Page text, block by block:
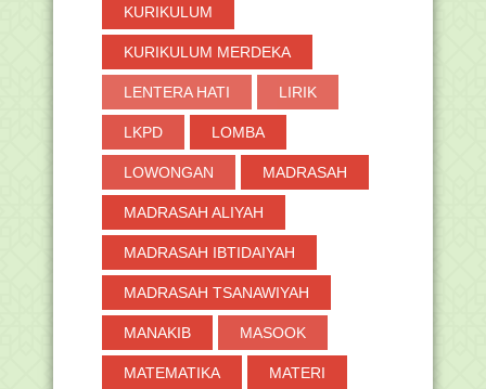
KURIKULUM
KURIKULUM MERDEKA
LENTERA HATI LIRIK
LKPD LOMBA
LOWONGAN MADRASAH
MADRASAH ALIYAH
MADRASAH IBTIDAIYAH
MADRASAH TSANAWIYAH
MANAKIB MASOOK
MATEMATIKA MATERI